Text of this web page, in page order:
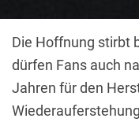
Die Hoffnung stirbt
dürfen Fans auch
Jahren für den